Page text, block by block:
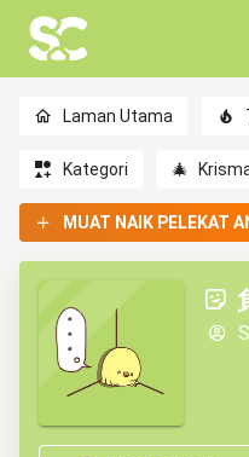
Laman Utama
Kategori 🎄
MUAT NAIK PELEKAT